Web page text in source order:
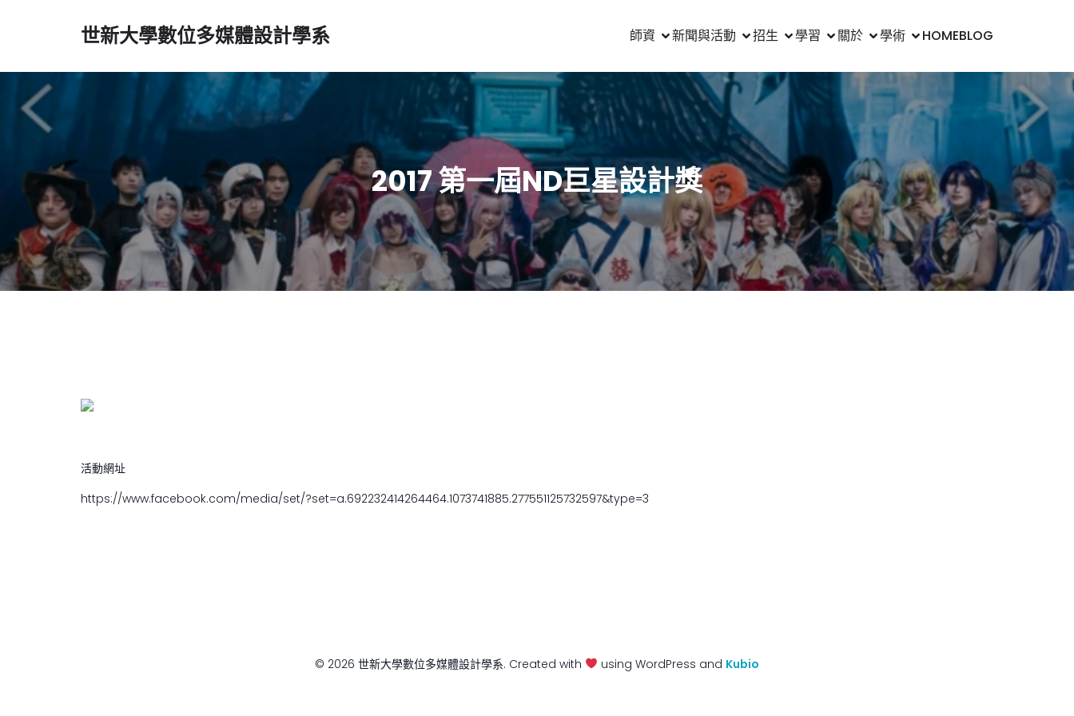
世新大學數位多媒體設計學系 師資 新聞與活動 招生 學習 關於 學術 HOMEBLOG
2017 第一屆ND巨星設計獎
活動網址
https://www.facebook.com/media/set/?set=a.692232414264464.1073741885.277551125732597&type=3
© 2026 世新大學數位多媒體設計學系. Created with using WordPress and Kubio